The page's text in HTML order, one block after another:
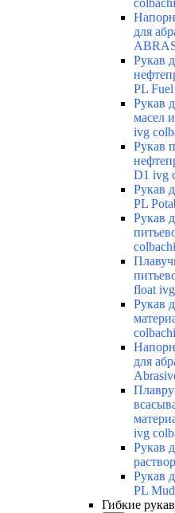
для
Рукав
PL
Рукав
масел
ivg
Рукав
D1 ivg
Рукав
PL
Рукав
float
Рукав
для
ivg
Рукав
Рукав
PL
Гибкие